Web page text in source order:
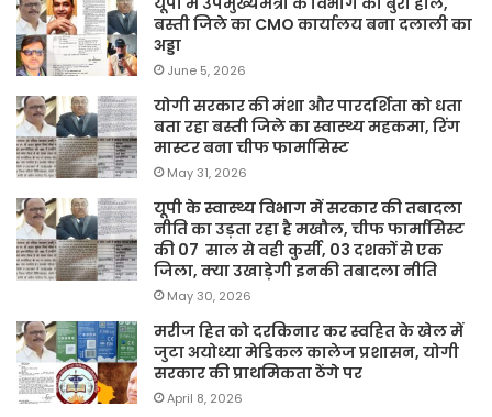
बस्ती जिले का CMO कार्यालय बना दलाली का
अड्डा
June 5, 2026
योगी सरकार की मंशा और पारदर्शिता को धता
बता रहा बस्ती जिले का स्वास्थ्य महकमा, रिंग
मास्टर बना चीफ फार्मासिस्ट
May 31, 2026
यूपी के स्वास्थ्य विभाग में सरकार की तबादला
नीति का उड़ता रहा है मखौल, चीफ फार्मासिस्ट
की 07 साल से वही कुर्सी, 03 दशकों से एक
जिला, क्या उखाड़ेगी इनकी तबादला नीति
May 30, 2026
मरीज हित को दरकिनार कर स्वहित के खेल में
जुटा अयोध्या मेडिकल कालेज प्रशासन, योगी
सरकार की प्राथमिकता ठेंगे पर
April 8, 2026